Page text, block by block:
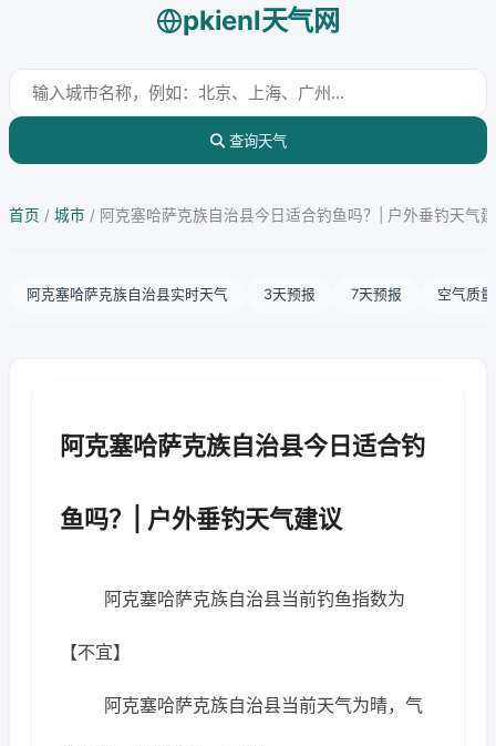
pkienl天气网
查询天气
首页 / 城市 / 阿克塞哈萨克族自治县今日适合钓鱼吗？| 户外垂钓天气
阿克塞哈萨克族自治县实时天气 3天预报 7天预报 空气质量
阿克塞哈萨克族自治县今日适合钓
鱼吗？| 户外垂钓天气建议
阿克塞哈萨克族自治县当前钓鱼指数为
【不宜】
阿克塞哈萨克族自治县当前天气为晴，气